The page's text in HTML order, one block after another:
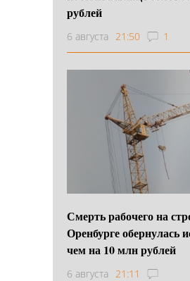
рублей
6 августа 21:50 1
Смерть рабочего на
Оренбурге обернулась
чем на 10 млн рублей
6 августа 21:11